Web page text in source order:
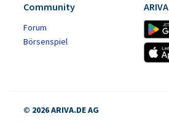
Community
Forum
Börsenspiel
© 2026 ARIVA.DE AG